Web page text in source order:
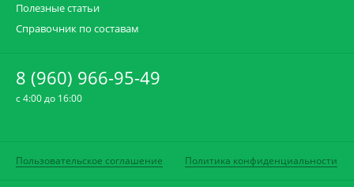
Полезные статьи
Справочник по составам
8 (960) 966-95-49
c 4:00 до 16:00
Пользовательское соглашение Политика конфиденциальности